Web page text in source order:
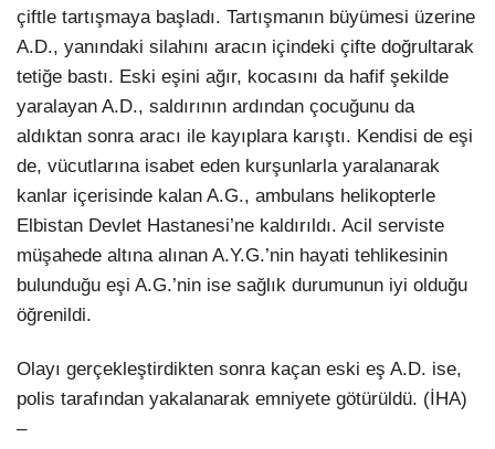
çiftle tartışmaya başladı. Tartışmanın büyümesi üzerine
A.D., yanındaki silahını aracın içindeki çifte doğrultarak
tetiğe bastı. Eski eşini ağır, kocasını da hafif şekilde
yaralayan A.D., saldırının ardından çocuğunu da
aldıktan sonra aracı ile kayıplara karıştı. Kendisi de eşi
de, vücutlarına isabet eden kurşunlarla yaralanarak
kanlar içerisinde kalan A.G., ambulans helikopterle
Elbistan Devlet Hastanesi’ne kaldırıldı. Acil serviste
müşahede altına alınan A.Y.G.’nin hayati tehlikesinin
bulunduğu eşi A.G.’nin ise sağlık durumunun iyi olduğu
öğrenildi.
Olayı gerçekleştirdikten sonra kaçan eski eş A.D. ise,
polis tarafından yakalanarak emniyete götürüldü. (İHA)
–